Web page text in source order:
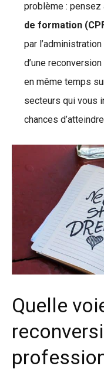
problème : pensez
de formation
par
d’une
en même temps
secteurs qui vous
chances
Quelle